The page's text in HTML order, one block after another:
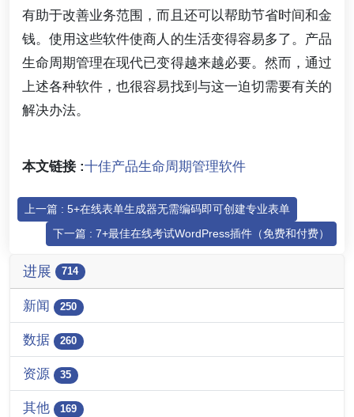
有助于改善业务范围，而且还可以帮助节省时间和金
钱。使用这些软件使商人的生活变得容易多了。产品
生命周期管理在现代已变得越来越必要。然而，通过
上述各种软件，也很容易找到与这一迫切需要有关的
解决办法。
本文链接 :十佳产品生命周期管理软件
上一篇 : 5+在线表单生成器无需编码即可创建专业表单
下一篇 : 7+最佳在线考试WordPress插件（免费和付费）
进展 714
新闻 250
数据 260
资源 35
其他 169